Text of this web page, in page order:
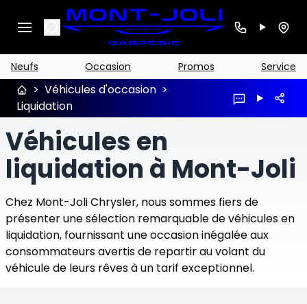
Search
Neufs Occasion Promos Service
> Véhicules d'occasion >
Liquidation
Véhicules en
liquidation à Mont-Joli
Chez Mont-Joli Chrysler, nous sommes fiers de
présenter une sélection remarquable de véhicules en
liquidation, fournissant une occasion inégalée aux
consommateurs avertis de repartir au volant du
véhicule de leurs rêves à un tarif exceptionnel.